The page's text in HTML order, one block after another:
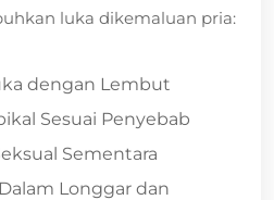
luka dikemaluan pria:
dengan Lembut
Sesuai Penyebab
Sementara
Longgar dan